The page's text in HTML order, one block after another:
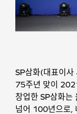
SP삼화(대표이
75주년 맞이
창업한 SP삼화는
넘어 100년으로,